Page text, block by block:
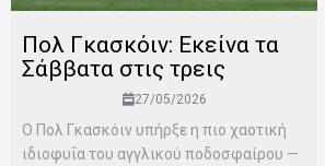
Πολ Γκασκόιν: Εκείνα τα
Σάββατα στις τρεις
27/05/2026
Ο Πολ Γκασκόιν υπήρξε η πιο χαοτική
ιδιοφυΐα του αγγλικού ποδοσφαίρου —